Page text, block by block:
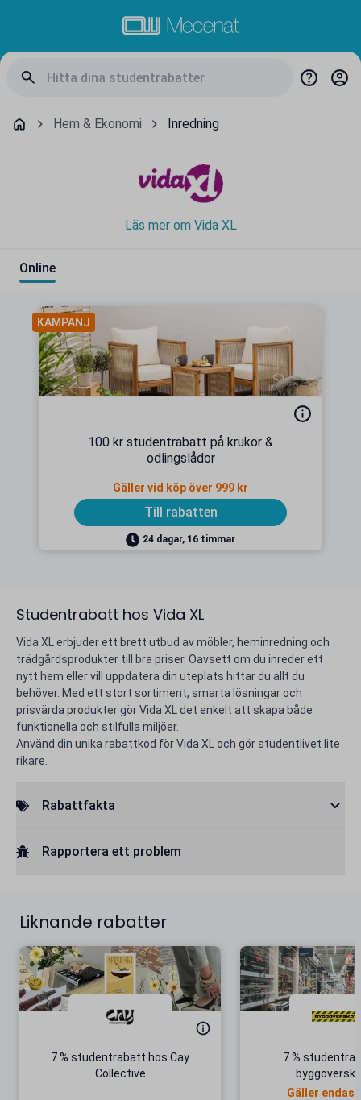
Hem & Ekonomi Inredning
Läs mer om Vida XL
Online
KAMPANJ
100 kr studentrabatt på krukor &
odlingslådor
Gäller vid köp över 999 kr
Till rabatten
24 dagar, 16 timmar
Studentrabatt hos Vida XL
Vida XL erbjuder ett brett utbud av möbler, heminredning och
trädgårdsprodukter till bra priser. Oavsett om du inreder ett
nytt hem eller vill uppdatera din uteplats hittar du allt du
behöver. Med ett stort sortiment, smarta lösningar och
prisvärda produkter gör Vida XL det enkelt att skapa både
funktionella och stilfulla miljöer.
Använd din unika rabattkod för Vida XL och gör studentlivet lite
rikare.
Rabattfakta
Rapportera ett problem
Liknande rabatter
7 % studentrabatt hos Cay
Collective
7 %
Gäller